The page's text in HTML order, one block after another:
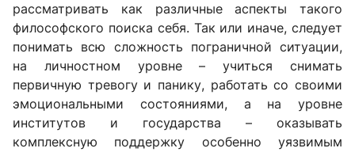
рассматривать как различные аспекты такого
философского поиска себя. Так или иначе, следует
понимать всю сложность пограничной ситуации,
на личностном уровне – учиться снимать
первичную тревогу и панику, работать со своими
эмоциональными состояниями, а на уровне
институтов и государства – оказывать
комплексную поддержку особенно уязвимым